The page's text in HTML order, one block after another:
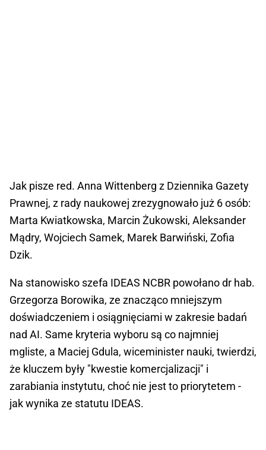
Jak pisze red. Anna Wittenberg z Dziennika Gazety
Prawnej, z rady naukowej zrezygnowało już 6 osób:
Marta Kwiatkowska, Marcin Żukowski, Aleksander
Mądry, Wojciech Samek, Marek Barwiński, Zofia
Dzik.
Na stanowisko szefa IDEAS NCBR powołano dr hab.
Grzegorza Borowika, ze znacząco mniejszym
doświadczeniem i osiągnięciami w zakresie badań
nad AI. Same kryteria wyboru są co najmniej
mgliste, a Maciej Gdula, wiceminister nauki, twierdzi,
że kluczem były "kwestie komercjalizacji" i
zarabiania instytutu, choć nie jest to priorytetem -
jak wynika ze statutu IDEAS.